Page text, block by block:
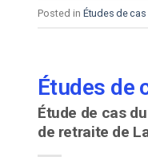
Posted in Études de cas
Études de
Étude de cas
de retraite de